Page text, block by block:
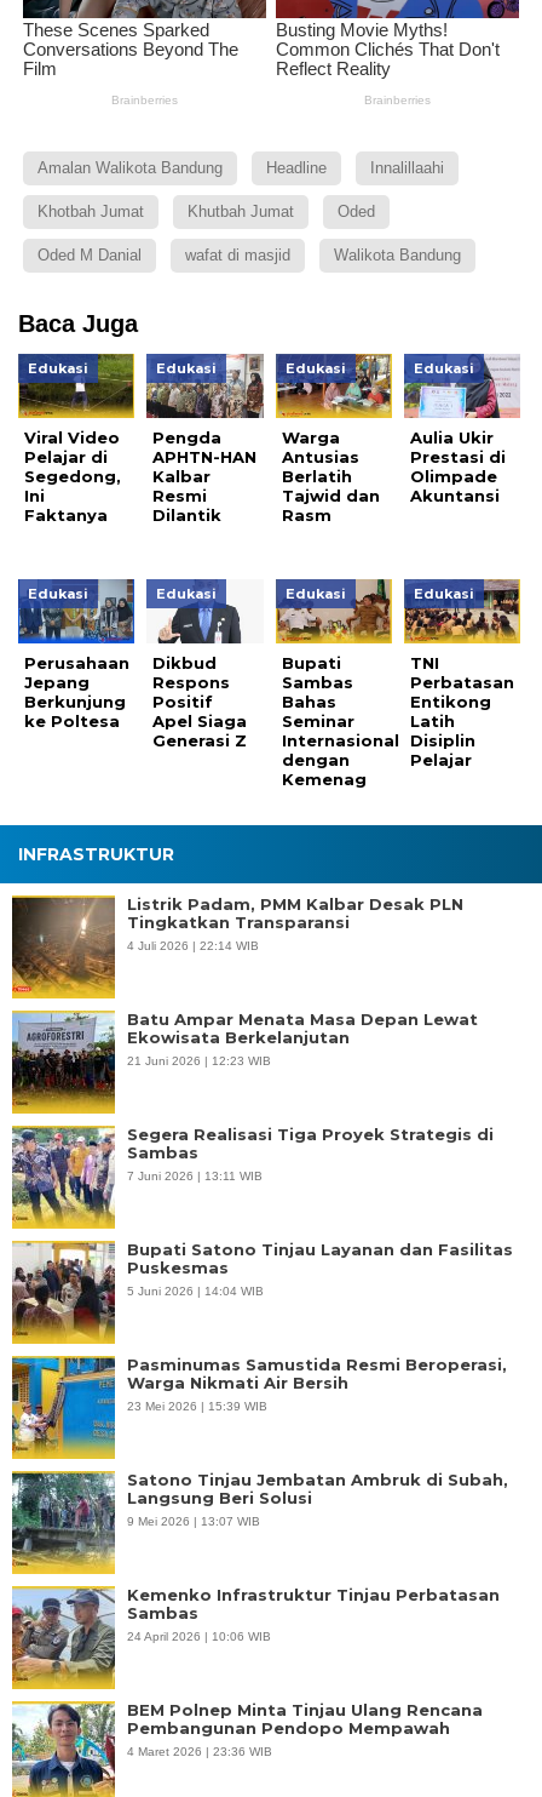
Amalan Walikota Bandung Headline Innalillaahi
Khotbah Jumat Khutbah Jumat Oded
Oded M Danial wafat di masjid Walikota Bandung
Baca Juga
Edukasi
Viral Video
Pelajar di
Segedong,
Ini
Faktanya
Edukasi
Pengda
APHTN-HAN
Kalbar
Resmi
Dilantik
Edukasi
Warga
Antusias
Berlatih
Tajwid dan
Rasm
Edukasi
Aulia Ukir
Prestasi di
Olimpade
Akuntansi
Edukasi
Perusahaan
Jepang
Berkunjung
ke Poltesa
Edukasi
Dikbud
Respons
Positif
Apel Siaga
Generasi Z
Edukasi
Bupati
Sambas
Bahas
Seminar
Internasional
dengan
Kemenag
Edukasi
TNI
Perbatasan
Entikong
Latih
Disiplin
Pelajar
INFRASTRUKTUR
Listrik Padam, PMM Kalbar Desak PLN
Tingkatkan Transparansi
4 Juli 2026 | 22:14 WIB
Batu Ampar Menata Masa Depan Lewat
Ekowisata Berkelanjutan
21 Juni 2026 | 12:23 WIB
Segera Realisasi Tiga Proyek Strategis di
Sambas
7 Juni 2026 | 13:11 WIB
Bupati Satono Tinjau Layanan dan Fasilitas
Puskesmas
5 Juni 2026 | 14:04 WIB
Pasminumas Samustida Resmi Beroperasi,
Warga Nikmati Air Bersih
23 Mei 2026 | 15:39 WIB
Satono Tinjau Jembatan Ambruk di Subah,
Langsung Beri Solusi
9 Mei 2026 | 13:07 WIB
Kemenko Infrastruktur Tinjau Perbatasan
Sambas
24 April 2026 | 10:06 WIB
BEM Polnep Minta Tinjau Ulang Rencana
Pembangunan Pendopo Mempawah
4 Maret 2026 | 23:36 WIB